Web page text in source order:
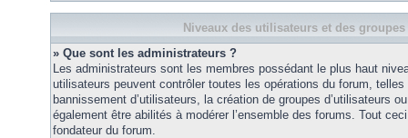
Niveaux des utilisateurs et des
» Que sont les administrateurs ?
Les administrateurs sont les membres possédant le plus haut
utilisateurs peuvent contrôler toutes les opérations du forum,
bannissement d’utilisateurs, la création de groupes d’utilisateurs
également être abilités à modérer l’ensemble des forums. Tout
fondateur du forum.